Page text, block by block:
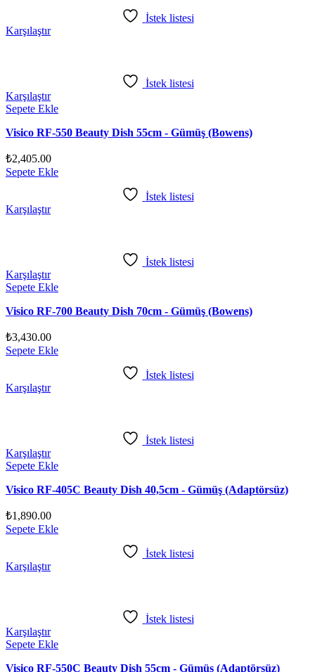
İstek listesi
Karşılaştır
İstek listesi
Karşılaştır
Sepete Ekle
Visico RF-550 Beauty Dish 55cm - Gümüş (Bowens)
₺2,405.00
Sepete Ekle
İstek listesi
Karşılaştır
İstek listesi
Karşılaştır
Sepete Ekle
Visico RF-700 Beauty Dish 70cm - Gümüş (Bowens)
₺3,430.00
Sepete Ekle
İstek listesi
Karşılaştır
İstek listesi
Karşılaştır
Sepete Ekle
Visico RF-405C Beauty Dish 40,5cm - Gümüş (Adaptörsüz)
₺1,890.00
Sepete Ekle
İstek listesi
Karşılaştır
İstek listesi
Karşılaştır
Sepete Ekle
Visico RF-550C Beauty Dish 55cm - Gümüş (Adaptörsüz)